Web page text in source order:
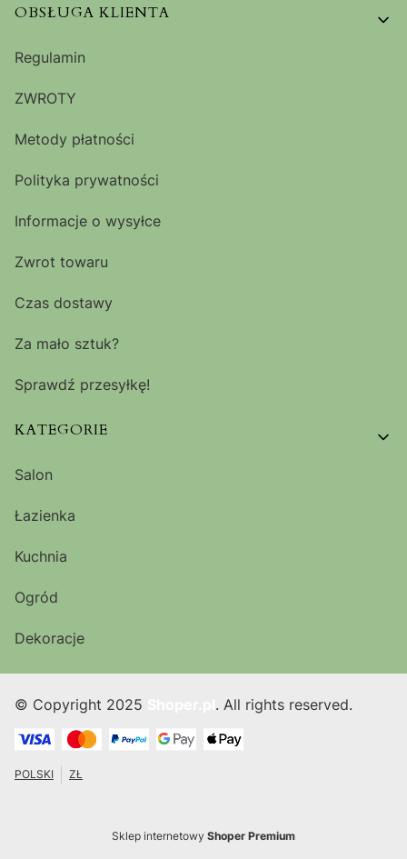
OBSŁUGA KLIENTA
Regulamin
ZWROTY
Metody płatności
Polityka prywatności
Informacje o wysyłce
Zwrot towaru
Czas dostawy
Za mało sztuk?
Sprawdź przesyłkę!
KATEGORIE
Salon
Łazienka
Kuchnia
Ogród
Dekoracje
© Copyright 2025 . All rights reserved.
POLSKI ZŁ
Sklep internetowy Shoper Premium